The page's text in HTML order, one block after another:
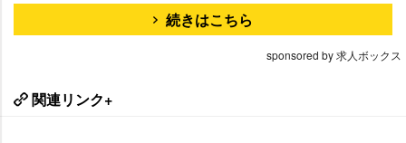
続きはこちら
sponsored by 求人ボックス
関連リンク+